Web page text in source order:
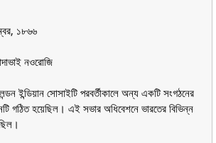
১৮৬৬
নওরোজি
ইন্ডিয়ান সোসাইটি পরবর্তীকালে অন্য একটি সংগঠনের
গঠিত হয়েছিল। এই সভার অধিবেশনে ভারতের বিভিন্ন